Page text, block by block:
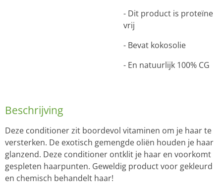
- Dit product is proteïne
vrij
- Bevat kokosolie
- En natuurlijk 100% CG
Beschrijving
Deze conditioner zit boordevol vitaminen om je haar te
versterken. De exotisch gemengde oliën houden je haar
glanzend. Deze conditioner ontklit je haar en voorkomt
gespleten haarpunten. Geweldig product voor gekleurd
en chemisch behandelt haar!